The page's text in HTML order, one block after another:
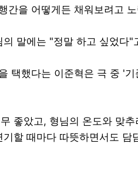
간을 어떻게든 채워보려고
말에는 "정말 하고 싶었다"
택했다는 이준혁은 극 중 '
좋았고, 형님의 온도와 맞
할 때마다 따뜻하면서도 담